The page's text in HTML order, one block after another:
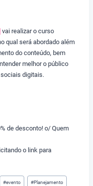
vai realizar o curso
qual será abordado além
do conteúdo, bem
melhor o público
digitais.
de desconto! o/ Quem
o link para
#evento #Planejamento